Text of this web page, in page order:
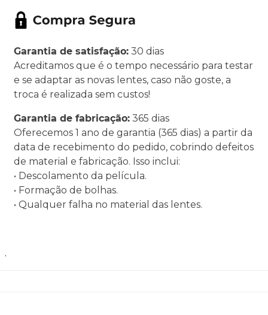
Garantia de satisfação: 30 dias
Acreditamos que é o tempo necessário para testar
e se adaptar as novas lentes, caso não goste, a
troca é realizada sem custos!
Garantia de fabricação: 365 dias
Oferecemos 1 ano de garantia (365 dias) a partir da
data de recebimento do pedido, cobrindo defeitos
de material e fabricação. Isso inclui:
• Descolamento da película.
• Formação de bolhas.
• Qualquer falha no material das lentes.
.